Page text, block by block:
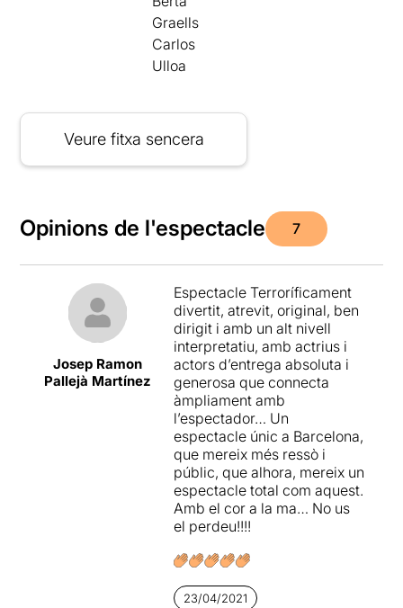
Graells
Carlos
Ulloa
Veure fitxa sencera
Opinions de l'espectacle 7
Josep Ramon
Pallejà Martínez
Espectacle Terroríficament
divertit, atrevit, original, ben
dirigit i amb un alt nivell
interpretatiu, amb actrius i
actors d’entrega absoluta i
generosa que connecta
àmpliament amb
l’espectador… Un
espectacle únic a Barcelona,
que mereix més ressò i
públic, que alhora, mereix un
espectacle total com aquest.
Amb el cor a la ma… No us
el perdeu!!!!
23/04/2021